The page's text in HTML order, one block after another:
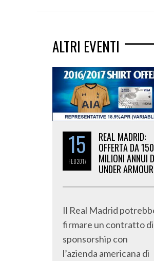
ALTRI EVENTI
15
FEB2017
REAL MADRID:
OFFERTA DA 150
MILIONI ANNUI
UNDER ARMOUR
Il Real Madrid
firmare un contratto di
sponsorship con
l’azienda americana di